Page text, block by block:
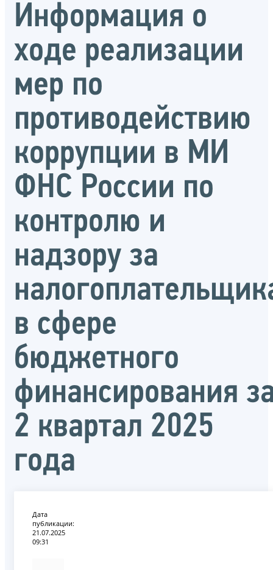
Информация о
ходе реализации
мер по
противодействию
коррупции в МИ
ФНС России по
контролю и
надзору за
в сфере
бюджетного
финансирования
2 квартал 2025
года
Дата
публикации:
21.07.2025
09:31